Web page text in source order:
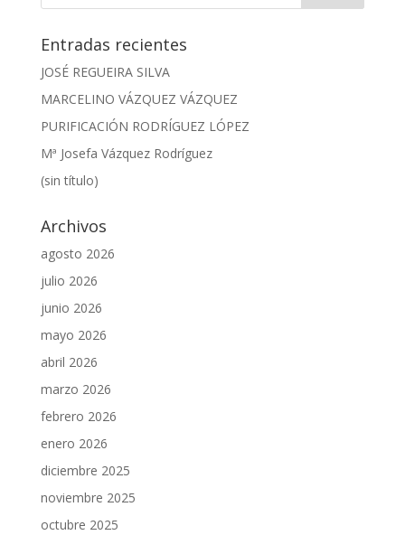
Entradas recientes
JOSÉ REGUEIRA SILVA
MARCELINO VÁZQUEZ VÁZQUEZ
PURIFICACIÓN RODRÍGUEZ LÓPEZ
Mª Josefa Vázquez Rodríguez
(sin título)
Archivos
agosto 2026
julio 2026
junio 2026
mayo 2026
abril 2026
marzo 2026
febrero 2026
enero 2026
diciembre 2025
noviembre 2025
octubre 2025